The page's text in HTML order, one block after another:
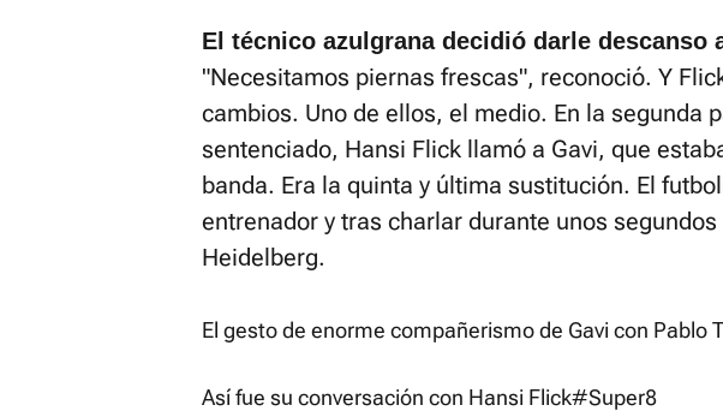
El técnico azulgrana decidió darle descanso
"Necesitamos piernas frescas", reconoció. Y
cambios. Uno de ellos, el medio. En la segunda
sentenciado, Hansi Flick llamó a Gavi, que
banda. Era la quinta y última sustitución. El
entrenador y tras charlar durante unos
Heidelberg.
El gesto de enorme compañerismo de Gavi con Pablo
Así fue su conversación con Hansi Flick#Super8